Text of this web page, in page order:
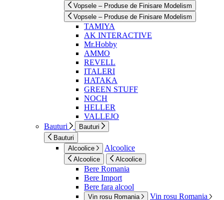
Vopsele – Produse de Finisare Modelism
Vopsele – Produse de Finisare Modelism
TAMIYA
AK INTERACTIVE
Mr.Hobby
AMMO
REVELL
ITALERI
HATAKA
GREEN STUFF
NOCH
HELLER
VALLEJO
Bauturi
Bauturi
Bauturi
Alcoolice
Alcoolice
Alcoolice Alcoolice
Bere Romania
Bere Import
Bere fara alcool
Vin rosu Romania Vin rosu Romania